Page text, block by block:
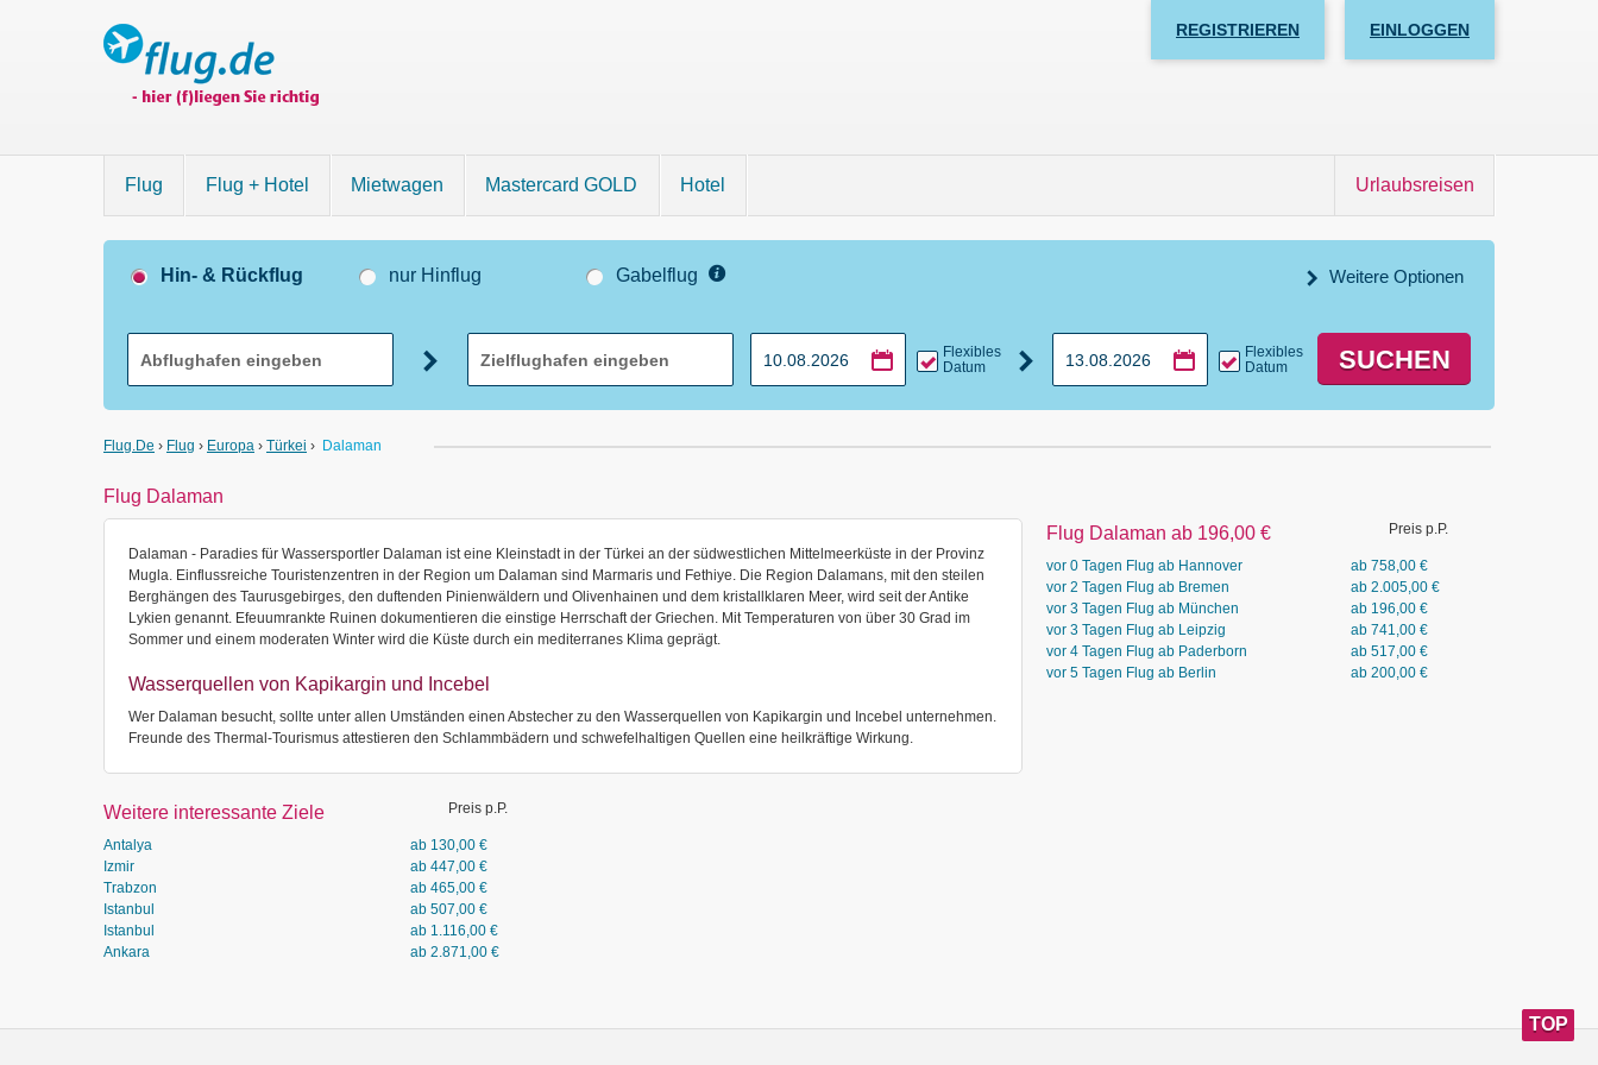
REGISTRIEREN EINLOGGEN
Flug Flug + Hotel Mietwagen Mastercard GOLD Hotel Urlaubsreisen
Hin- & Rückflug nur Hinflug Gabelflug Weitere Optionen
Flexibles
Datum
Flexibles
Datum
SUCHEN
Flug.de › Flug › Europa › Türkei › Dalaman
Flug Dalaman
Dalaman - Paradies für Wassersportler Dalaman ist eine Kleinstadt in der Türkei an der südwestlichen Mittelmeerküste in der Provinz
Mugla. Einflussreiche Touristenzentren in der Region um Dalaman sind Marmaris und Fethiye. Die Region Dalamans, mit den steilen
Berghängen des Taurusgebirges, den duftenden Pinienwäldern und Olivenhainen und dem kristallklaren Meer, wird seit der Antike
Lykien genannt. Efeuumrankte Ruinen dokumentieren die einstige Herrschaft der Griechen. Mit Temperaturen von über 30 Grad im
Sommer und einem moderaten Winter wird die Küste durch ein mediterranes Klima geprägt.
Wasserquellen von Kapikargin und Incebel
Wer Dalaman besucht, sollte unter allen Umständen einen Abstecher zu den Wasserquellen von Kapikargin und Incebel unternehmen.
Freunde des Thermal-Tourismus attestieren den Schlammbädern und schwefelhaltigen Quellen eine heilkräftige Wirkung.
Weitere interessante Ziele Preis p.P.
Antalya ab 130,00 €
Izmir
ab 447,00 €
Trabzon
ab 465,00 €
Istanbul
ab 507,00 €
Istanbul
ab 1.116,00 €
Ankara
ab 2.871,00 €
Flug Dalaman ab 196,00€ Preis p.P.
vor 0 Tagen Flug ab Hannover ab 758,00 €
vor 2 Tagen Flug ab Bremen
ab 2.005,00 €
vor 3 Tagen Flug ab München
ab 196,00 €
vor 3 Tagen Flug ab Leipzig
ab 741,00 €
vor 4 Tagen Flug ab Paderborn
ab 517,00 €
vor 5 Tagen Flug ab Berlin
ab 200,00 €
GANZ
TOP